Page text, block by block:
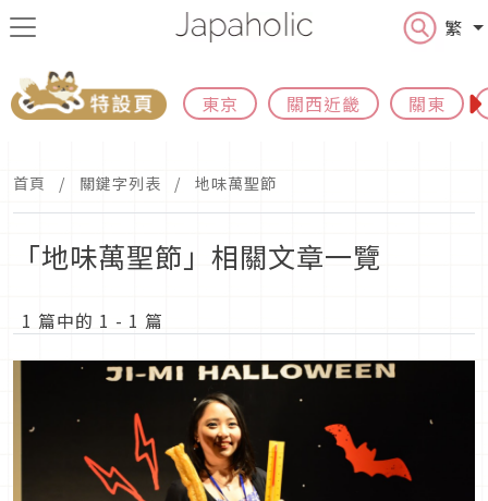
繁
東京 關西近畿 關東
首頁 關鍵字列表 地味萬聖節
「地味萬聖節」相關文章一覽
1 篇中的 1 - 1 篇